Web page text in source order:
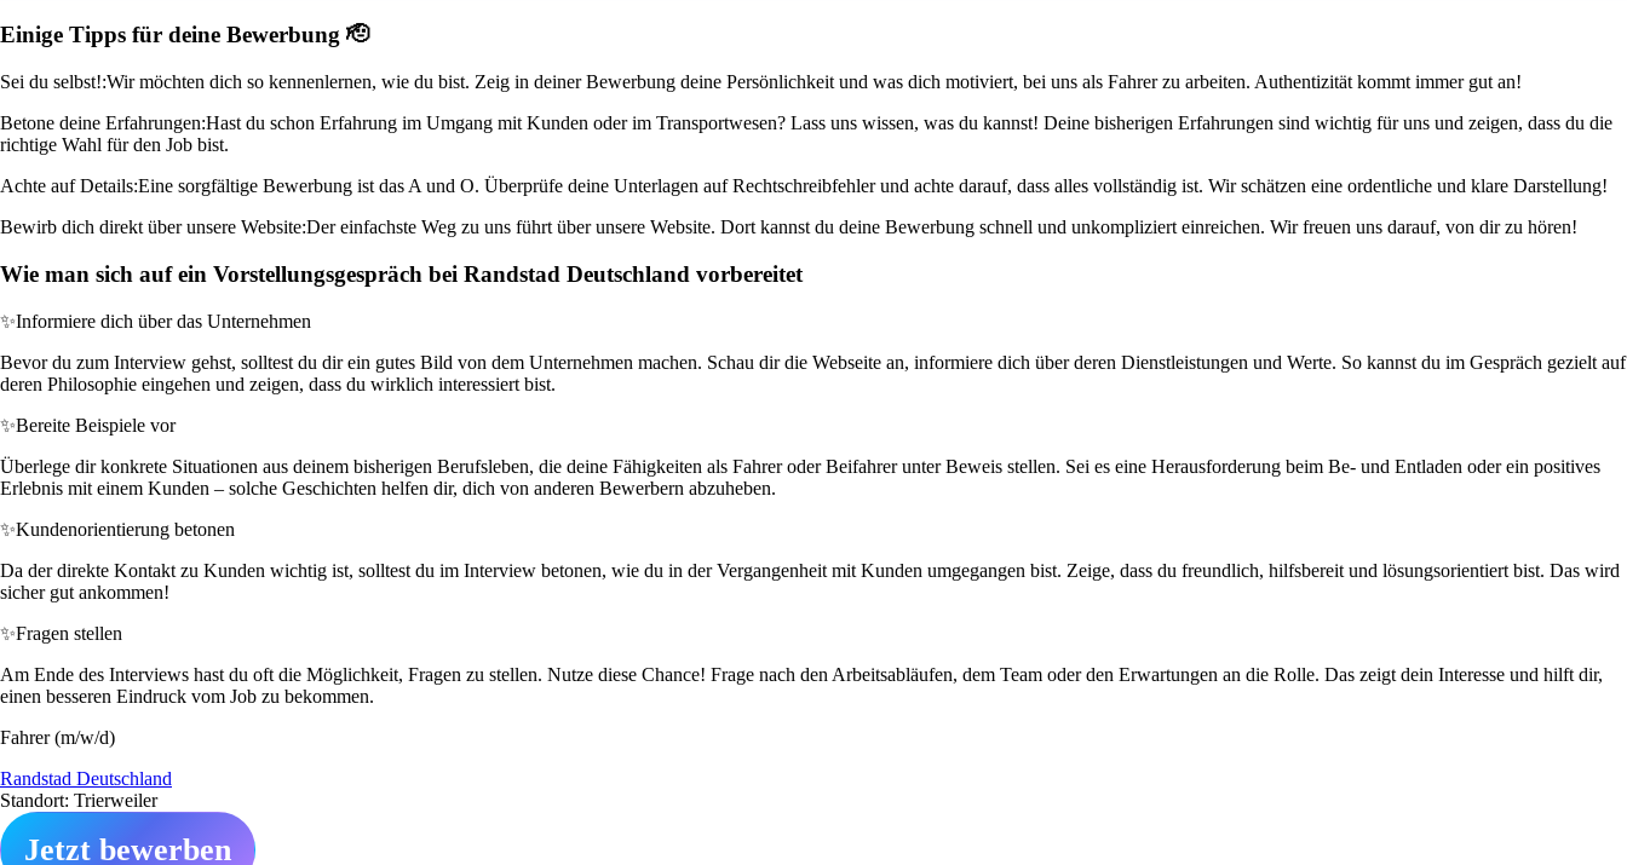
Einige Tipps für deine Bewerbung 🫡
Sei du selbst!:Wir möchten dich so kennenlernen, wie du bist. Zeig in deiner Bewerbung deine Persönlichkeit und was dich motiviert, bei uns als Fahrer zu arbeiten. Authentizität kommt immer gut an!
Betone deine Erfahrungen:Hast du schon Erfahrung im Umgang mit Kunden oder im Transportwesen? Lass uns wissen, was du kannst! Deine bisherigen Erfahrungen sind wichtig für uns und zeigen, dass du die
richtige Wahl für den Job bist.
Achte auf Details:Eine sorgfältige Bewerbung ist das A und O. Überprüfe deine Unterlagen auf Rechtschreibfehler und achte darauf, dass alles vollständig ist. Wir schätzen eine ordentliche und klare Darstellung!
Bewirb dich direkt über unsere Website:Der einfachste Weg zu uns führt über unsere Website. Dort kannst du deine Bewerbung schnell und unkompliziert einreichen. Wir freuen uns darauf, von dir zu hören!
Wie man sich auf ein Vorstellungsgespräch bei Randstad Deutschland vorbereitet
✨Informiere dich über das Unternehmen
Bevor du zum Interview gehst, solltest du dir ein gutes Bild von dem Unternehmen machen. Schau dir die Webseite an, informiere dich über deren Dienstleistungen und Werte. So kannst du im Gespräch gezielt auf
deren Philosophie eingehen und zeigen, dass du wirklich interessiert bist.
✨Bereite Beispiele vor
Überlege dir konkrete Situationen aus deinem bisherigen Berufsleben, die deine Fähigkeiten als Fahrer oder Beifahrer unter Beweis stellen. Sei es eine Herausforderung beim Be- und Entladen oder ein positives
Erlebnis mit einem Kunden – solche Geschichten helfen dir, dich von anderen Bewerbern abzuheben.
✨Kundenorientierung betonen
Da der direkte Kontakt zu Kunden wichtig ist, solltest du im Interview betonen, wie du in der Vergangenheit mit Kunden umgegangen bist. Zeige, dass du freundlich, hilfsbereit und lösungsorientiert bist. Das wird
sicher gut ankommen!
✨Fragen stellen
Am Ende des Interviews hast du oft die Möglichkeit, Fragen zu stellen. Nutze diese Chance! Frage nach den Arbeitsabläufen, dem Team oder den Erwartungen an die Rolle. Das zeigt dein Interesse und hilft dir,
einen besseren Eindruck vom Job zu bekommen.
Fahrer (m/w/d)
Randstad Deutschland
Standort: Trierweiler
Jetzt bewerben